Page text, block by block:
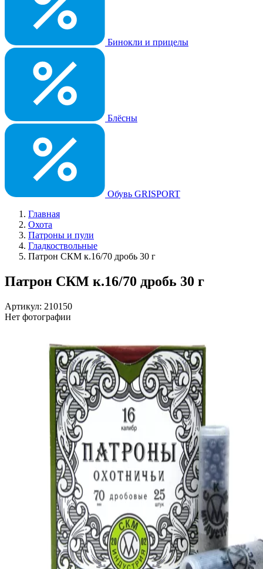
Бинокли и прицелы
Блёсны
Обувь GRISPORT
Главная
Охота
Патроны и пули
Гладкоствольные
Патрон СКМ к.16/70 дробь 30 г
Патрон СКМ к.16/70 дробь 30 г
Артикул: 210150
Нет фотографии